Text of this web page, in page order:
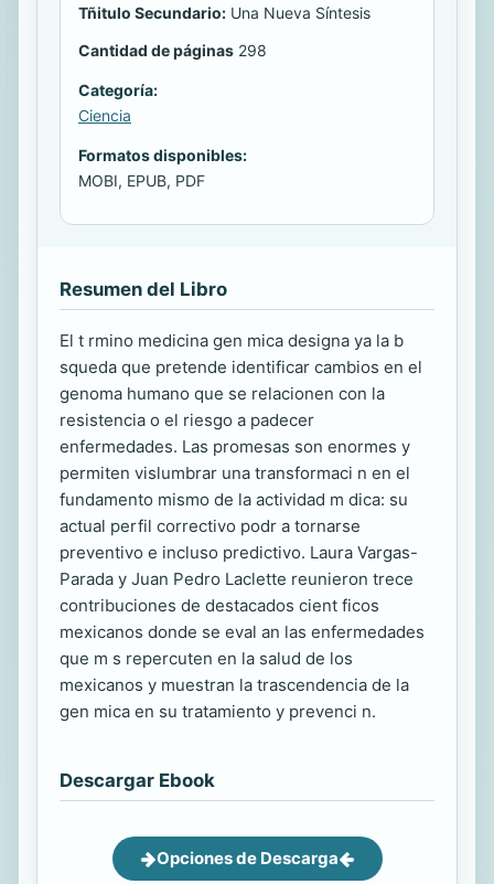
Tñitulo Secundario: Una Nueva Síntesis
Cantidad de páginas 298
Categoría:
Ciencia
Formatos disponibles:
MOBI, EPUB, PDF
Resumen del Libro
El t rmino medicina gen mica designa ya la b
squeda que pretende identificar cambios en el
genoma humano que se relacionen con la
resistencia o el riesgo a padecer
enfermedades. Las promesas son enormes y
permiten vislumbrar una transformaci n en el
fundamento mismo de la actividad m dica: su
actual perfil correctivo podr a tornarse
preventivo e incluso predictivo. Laura Vargas-
Parada y Juan Pedro Laclette reunieron trece
contribuciones de destacados cient ficos
mexicanos donde se eval an las enfermedades
que m s repercuten en la salud de los
mexicanos y muestran la trascendencia de la
gen mica en su tratamiento y prevenci n.
Descargar Ebook
Opciones de Descarga